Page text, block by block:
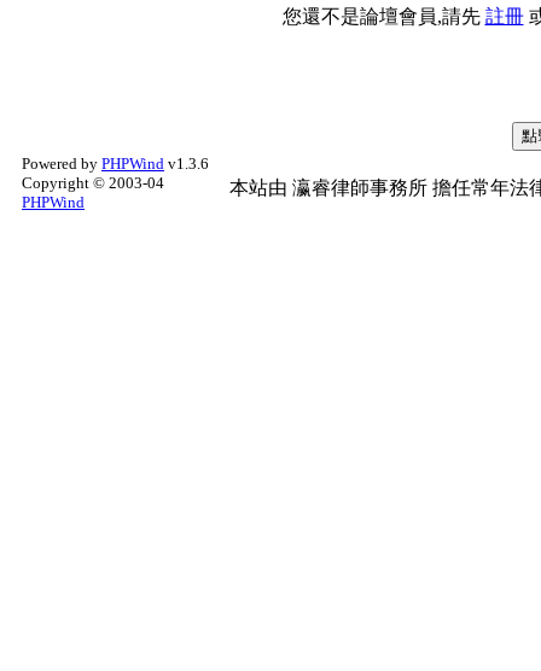
您還不是論壇會員,請先 註冊
Powered by PHPWind v1.3.6
Copyright © 2003-04
PHPWind
本站由 瀛睿律師事務所 擔任常年法